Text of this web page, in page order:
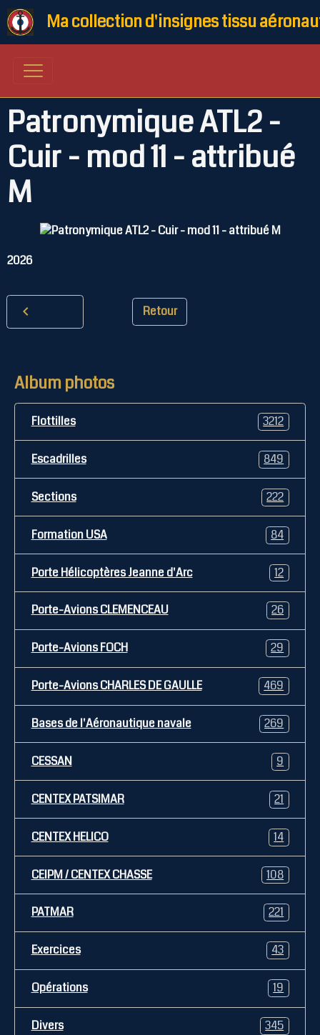
Ma collection d'insignes tissu
Patronymique ATL2 -
Cuir - mod 11 - attribué
M
2026
Retour
Album photos
Flottilles 3212
Escadrilles 849
Sections 222
Formation USA 84
Porte Hélicoptères Jeanne d'Arc 12
Porte-Avions CLEMENCEAU 26
Porte-Avions FOCH 29
Porte-Avions CHARLES DE GAULLE 469
Bases de l'Aéronautique navale 269
CESSAN 9
CENTEX PATSIMAR 21
CENTEX HELICO 14
CEIPM / CENTEX CHASSE 108
PATMAR 221
Exercices 43
Opérations 19
Divers 345